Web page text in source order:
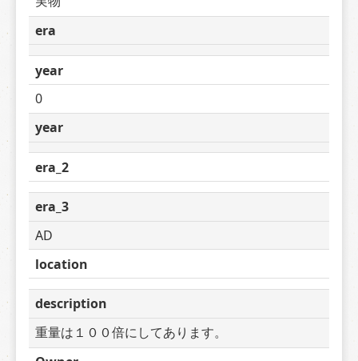
era
year
0
year
era_2
era_3
AD
location
description
重量は１００倍にしてあります。